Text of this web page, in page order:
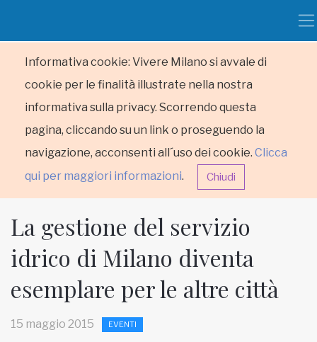
Informativa cookie: Vivere Milano si avvale di
cookie per le finalità illustrate nella nostra
informativa sulla privacy. Scorrendo questa
pagina, cliccando su un link o proseguendo la
navigazione, acconsenti all´uso dei cookie. Clicca
qui per maggiori informazioni. Chiudi
HOME
La gestione del servizio
idrico di Milano diventa
esemplare per le altre città
15 maggio 2015 EVENTI